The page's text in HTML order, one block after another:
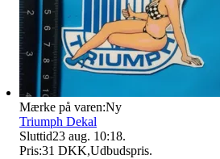
Mærke på varen:Ny
Triumph Dekal
Sluttid23 aug. 10:18.
Pris:31 DKK,Udbudspris.